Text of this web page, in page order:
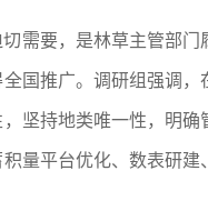
需要，是林草主管部
国推广。 调研组强调，
坚持地类唯一性，明确
量平台优化、数表研